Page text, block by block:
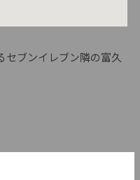
セブンイレブン隣の富久